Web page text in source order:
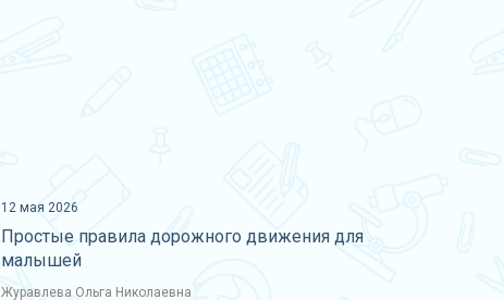
12 мая 2026
Простые правила дорожного движения для
малышей
Журавлева Ольга Николаевна